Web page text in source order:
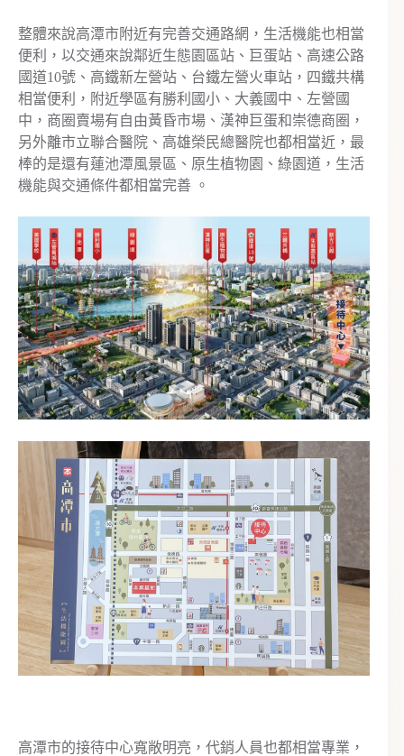
整體來說高潭市附近有完善交通路網，生活機能也相當
便利，以交通來說鄰近生態園區站、巨蛋站、高速公路
國道10號、高鐵新左營站、台鐵左營火車站，四鐵共構
相當便利，附近學區有勝利國小、大義國中、左營國
中，商圈賣場有自由黃昏市場、漢神巨蛋和崇德商圈，
另外離市立聯合醫院、高雄榮民總醫院也都相當近，最
棒的是還有蓮池潭風景區、原生植物園、綠園道，生活
機能與交通條件都相當完善 。
高潭市的接待中心寬敞明亮，代銷人員也都相當專業，